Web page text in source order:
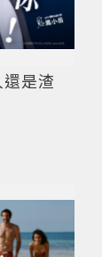
是渣